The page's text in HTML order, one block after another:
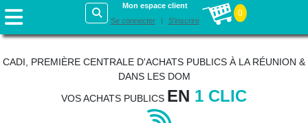
Mon espace client
Se connecter
S'inscrire
0
CADI, PREMIÈRE CENTRALE D'ACHATS PUBLICS À LA RÉUNION &
DANS LES DOM
VOS ACHATS PUBLICS EN 1 CLIC